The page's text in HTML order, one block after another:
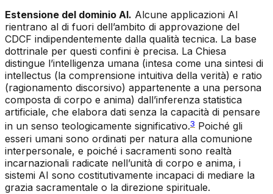
Estensione del dominio AI. Alcune applicazioni AI
rientrano al di fuori dell’ambito di approvazione del
CDCF indipendentemente dalla qualità tecnica. La base
dottrinale per questi confini è precisa. La Chiesa
distingue l’intelligenza umana (intesa come una sintesi di
intellectus (la comprensione intuitiva della verità) e ratio
(ragionamento discorsivo) appartenente a una persona
composta di corpo e anima) dall’inferenza statistica
artificiale, che elabora dati senza la capacità di pensare
in un senso teologicamente significativo.3 Poiché gli
esseri umani sono ordinati per natura alla comunione
interpersonale, e poiché i sacramenti sono realtà
incarnazionali radicate nell’unità di corpo e anima, i
sistemi AI sono costitutivamente incapaci di mediare la
grazia sacramentale o la direzione spirituale.